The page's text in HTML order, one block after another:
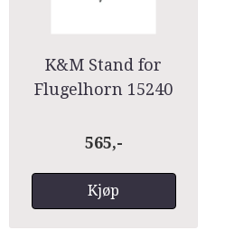
K&M Stand for
Flugelhorn 15240
565,-
Kjøp